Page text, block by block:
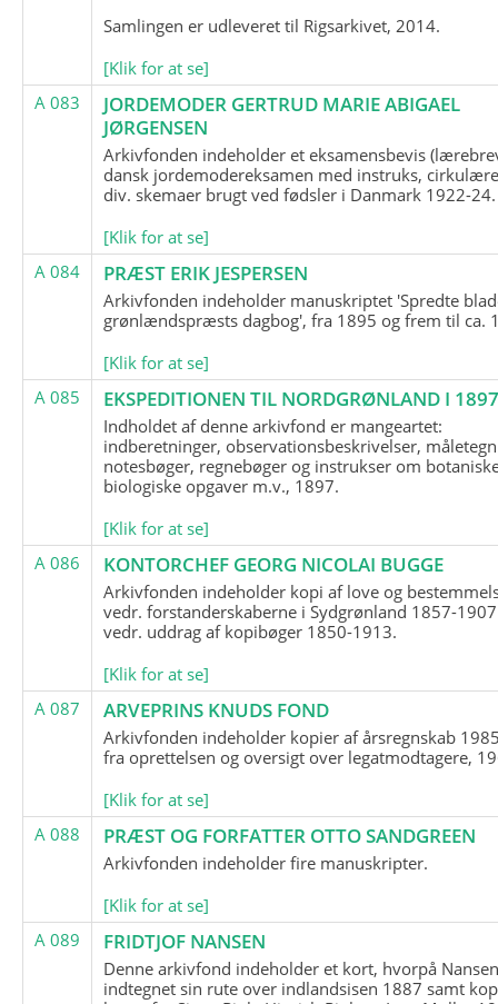
Samlingen er udleveret til Rigsarkivet, 2014.
[Klik for at se]
A 083
JORDEMODER GERTRUD MARIE ABIGAEL
JØRGENSEN
Arkivfonden indeholder et eksamensbevis
dansk jordemodereksamen med instruks,
div. skemaer brugt ved fødsler i Danmark 1922-24.
[Klik for at se]
A 084
PRÆST ERIK JESPERSEN
Arkivfonden indeholder manuskriptet 'Spredte
grønlændspræsts dagbog', fra 1895 og frem til ca.
[Klik for at se]
A 085
EKSPEDITIONEN TIL NORDGRØNLAND I
Indholdet af denne arkivfond er mangeartet:
indberetninger, observationsbeskrivelser,
notesbøger, regnebøger og instrukser om
biologiske opgaver m.v., 1897.
[Klik for at se]
A 086
KONTORCHEF GEORG NICOLAI BUGGE
Arkivfonden indeholder kopi af love og
vedr. forstanderskaberne i Sydgrønland 1857-
vedr. uddrag af kopibøger 1850-1913.
[Klik for at se]
A 087
ARVEPRINS KNUDS FOND
Arkivfonden indeholder kopier af årsregnskab
fra oprettelsen og oversigt over legatmodtagere,
[Klik for at se]
A 088
PRÆST OG FORFATTER OTTO SANDGREEN
Arkivfonden indeholder fire manuskripter.
[Klik for at se]
A 089
FRIDTJOF NANSEN
Denne arkivfond indeholder et kort, hvorpå
indtegnet sin rute over indlandsisen 1887 samt